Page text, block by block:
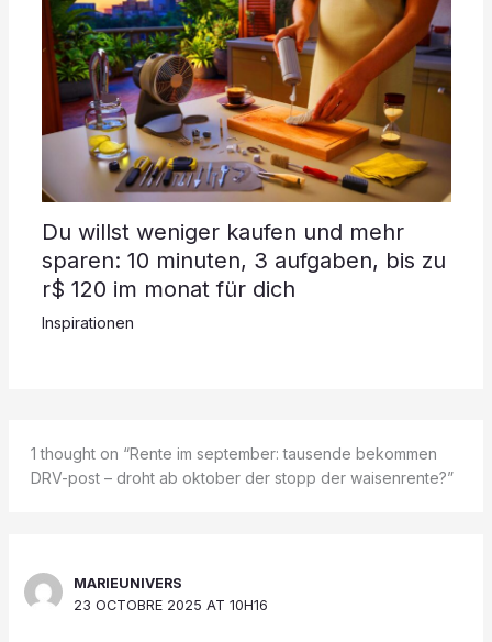
Du willst weniger kaufen und mehr
sparen: 10 minuten, 3 aufgaben, bis zu
r$ 120 im monat für dich
Inspirationen
1 thought on “Rente im september: tausende bekommen
DRV-post – droht ab oktober der stopp der waisenrente?”
MARIEUNIVERS
23 OCTOBRE 2025 AT 10H16